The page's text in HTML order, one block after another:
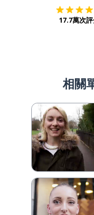
17.7萬次
相關